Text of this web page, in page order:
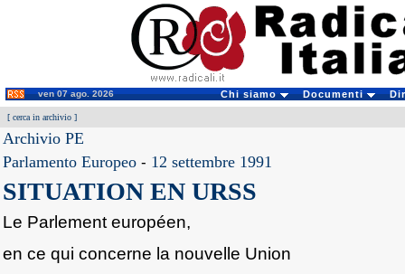
ven 07 ago. 2026 Chi siamo Documenti
[ cerca in archivio ]
Archivio PE
Parlamento Europeo - 12 settembre 1991
SITUATION EN URSS
Le Parlement européen,
en ce qui concerne la nouvelle Union